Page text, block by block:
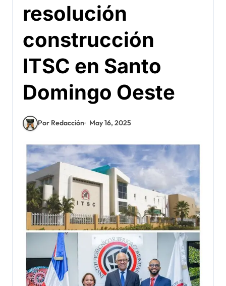
resolución
construcción
ITSC en Santo
Domingo Oeste
Por Redacción May 16, 2025